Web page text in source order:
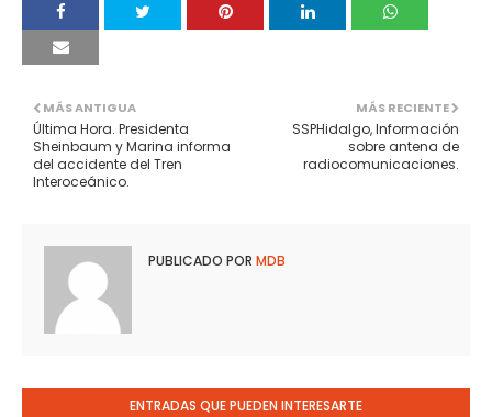
MÁS RECIENTE
SSPHidalgo, Información
sobre antena de
radiocomunicaciones.
MÁS ANTIGUA
Última Hora. Presidenta
Sheinbaum y Marina informa
del accidente del Tren
Interoceánico.
PUBLICADO POR MDB
ENTRADAS QUE PUEDEN INTERESARTE